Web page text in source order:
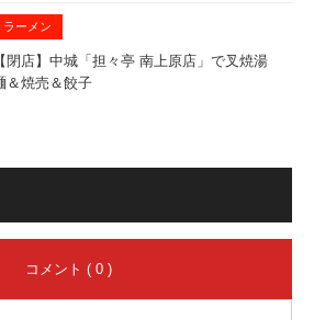
ラーメン
【閉店】中城「担々亭 南上原店」で叉焼湯
＆焼売＆餃子
コメント ( 0 )